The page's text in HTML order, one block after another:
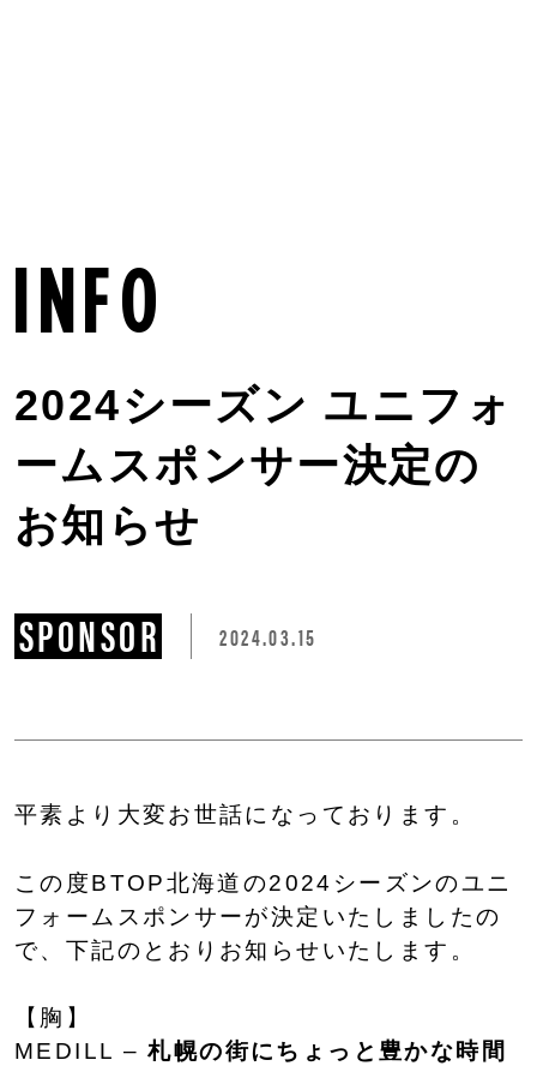
info
2024シーズン ユニフォ
ームスポンサー決定の
お知らせ
SPONSOR 2024.03.15
平素より大変お世話になっております。
この度BTOP北海道の2024シーズンのユニ
フォームスポンサーが決定いたしましたの
で、下記のとおりお知らせいたします。
【胸】
MEDILL –札幌の街にちょっと豊かな時間